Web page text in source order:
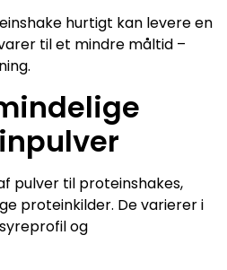
hurtigt kan levere en
til et mindre måltid –
pulver til proteinshakes,
proteinkilder. De varierer i
og